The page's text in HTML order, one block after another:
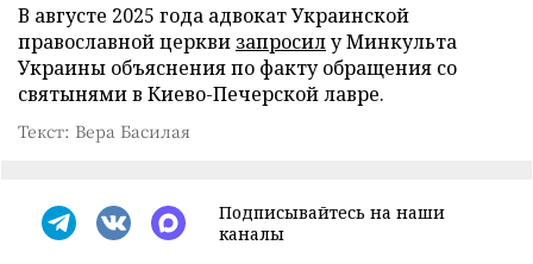
В августе 2025 года адвокат Украинской
православной церкви запросилу Минкульта
Украины объяснения по факту обращения со
святынями в Киево-Печерской лавре.
Текст: Вера Басилая
Подписывайтесь на наши
каналы